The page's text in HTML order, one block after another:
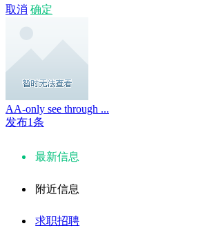
取消 确定
AA-only see through ...
发布1条
最新信息
附近信息
求职招聘